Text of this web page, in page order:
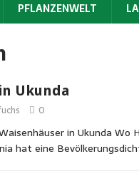
PFLANZENWELT
Ukunda
0
in Ukunda
hat eine